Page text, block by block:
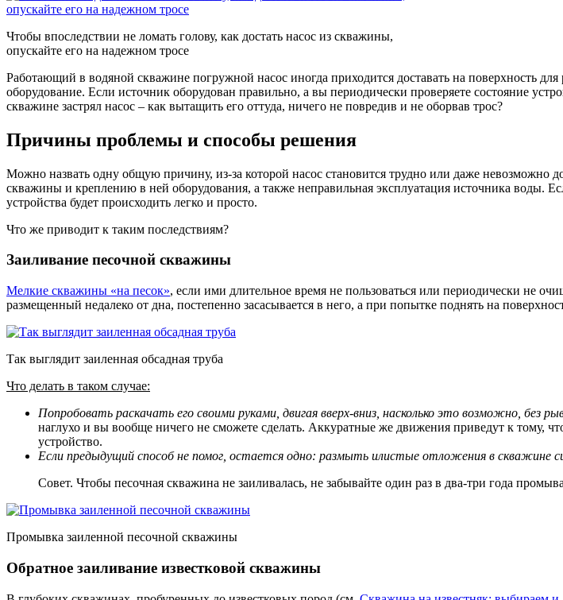
Чтобы впоследствии не ломать голову, как достать насос из скважины,
опускайте его на надежном тросе
Работающий в водяной скважине погружной насос иногда приходится доставать на поверхность
оборудование. Если источник оборудован правильно, а вы периодически проверяете состояние
скважине застрял насос – как вытащить его оттуда, ничего не повредив и не оборвав трос?
Причины проблемы и способы решения
Можно назвать одну общую причину, из-за которой насос становится трудно или даже невозможно
скважины и креплению в ней оборудования, а также неправильная эксплуатация источника воды.
устройства будет происходить легко и просто.
Что же приводит к таким последствиям?
Заиливание песочной скважины
Мелкие скважины «на песок», если ими длительное время не пользоваться или периодически не
размещенный недалеко от дна, постепенно засасывается в него, а при попытке поднять на
Так выглядит заиленная обсадная труба
Что делать в таком случае:
Попробовать раскачать его своими руками, двигая вверх-вниз, насколько это возможно, без
наглухо и вы вообще ничего не сможете сделать. Аккуратные же движения приведут к тому,
устройство.
Если предыдущий способ не помог, остается одно: размыть илистые отложения в скважине
Совет. Чтобы песочная скважина не заиливалась, не забывайте один раз в два-три года
Промывка заиленной песочной скважины
Обратное заиливание известковой скважины